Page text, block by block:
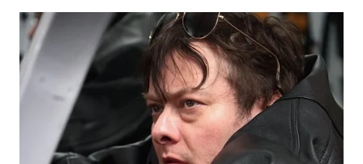
WAHANA
PERSONA
WAHANA
OTOMOTIF
WAHANA
HEALTH